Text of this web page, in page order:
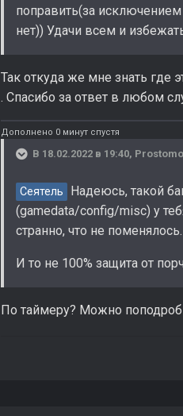
поправить(за
нет)) Удачи всем и
Так откуда же мне знать где
. Спасибо за ответ в любом
Дополнено 0 минут спустя
В 18.02.2022 в 19:40,
Сеятель
Надеюсь, такой
(gamedata/config/misc) у
странно, что не поменялось.
И то не 100% защита от
По таймеру? Можно